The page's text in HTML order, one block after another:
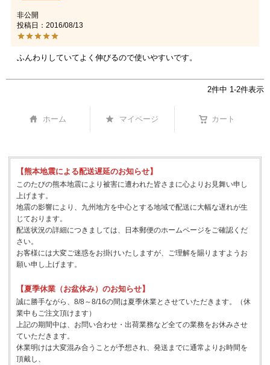
非公開
投稿日
2016/08/13
ふんわりしていてよく伸びるので使いやすいです。
2件中 1-2件表示
ホーム マイページ カート
【熊本地震による配送遅延のお知らせ】
このたびの熊本地震により被害に遭われた皆さまに心よりお見舞い申し
上げます。
地震の影響により、九州地方を中心とする地域で配送に大幅な遅れが生
じております。
配送状況の詳細につきましては、日本郵便のホームページをご確認くだ
さい。
お客様には大変ご迷惑をお掛けいたしますが、ご理解を賜りますようお
願い申し上げます。
【夏季休業（お盆休み）のお知らせ】
誠に勝手ながら、8/8～8/16の間は夏季休業とさせていただきます。（休
業中もご注文頂けます）
上記の期間中は、お問い合わせ・出荷業務など全ての業務をお休みさせ
ていただきます。
休業明けは大変混み合うことが予想され、発送までに通常よりお時間を
頂戴し、